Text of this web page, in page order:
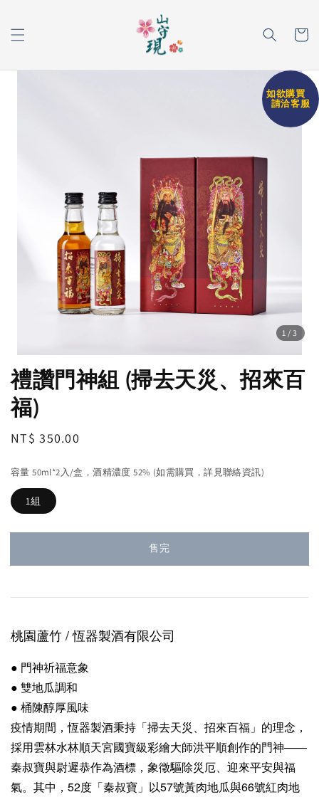
1 /3
如欲購買
請洽客服
禮讚門神組 (掃去天災、招來百
福)
Regular
NT$ 350.00
容量 50ml*2入/盒，酒精濃度 52% (如需購買，詳見聯絡資訊)
1組
售完
桃園蘆竹 / 恆器製酒有限公司
● 門神祈福意象
● 雙地瓜調和
● 桶陳醇厚風味
疫情期間，恆器製酒秉持「掃去天災、招來百福」的理念，
採用雲林水林順天宮國寶級彩繪大師洪平順創作的門神——
秦叔寶與尉遲恭作為酒標，象徵驅除災厄、迎來平安與福
氣。其中，52度「秦叔寶」以57號黃肉地瓜與66號紅肉地